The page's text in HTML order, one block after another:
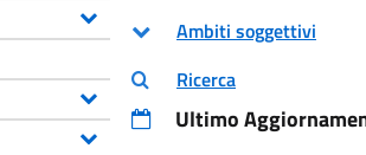
Ambiti soggettivi
Ricerca
Ultimo